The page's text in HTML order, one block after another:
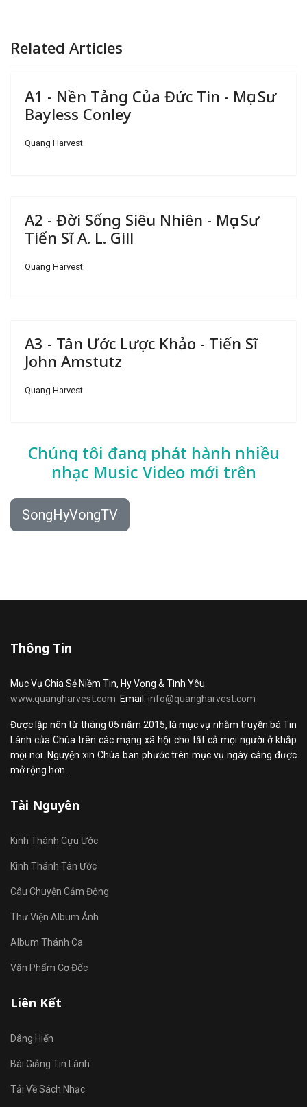
Related Articles
A1 - Nền Tảng Của Đức Tin - Mục Sư
Bayless Conley
Quang Harvest
A2 - Đời Sống Siêu Nhiên - Mục Sư
Tiến Sĩ A. L. Gill
Quang Harvest
A3 - Tân Ước Lược Khảo - Tiến Sĩ
John Amstutz
Quang Harvest
Chúng tôi đang phát hành nhiều
nhạc Music Video mới trên
SongHyVongTV
Thông Tin
Mục Vụ Chia Sẻ Niềm Tin, Hy Vọng & Tình Yêu
www.quangharvest.com Email: info@quangharvest.com
Được lập nên từ tháng 05 năm 2015, là mục vụ nhằm truyền bá Tin
Lành của Chúa trên các mạng xã hội cho tất cả mọi người ở khắp
mọi nơi. Nguyện xin Chúa ban phước trên mục vụ ngày càng được
mở rộng hơn.
Tài Nguyên
Kinh Thánh Cựu Ước
Kinh Thánh Tân Ước
Câu Chuyện Cảm Động
Thư Viện Album Ảnh
Album Thánh Ca
Văn Phẩm Cơ Đốc
Liên Kết
Dâng Hiến
Bài Giảng Tin Lành
Tải Về Sách Nhạc